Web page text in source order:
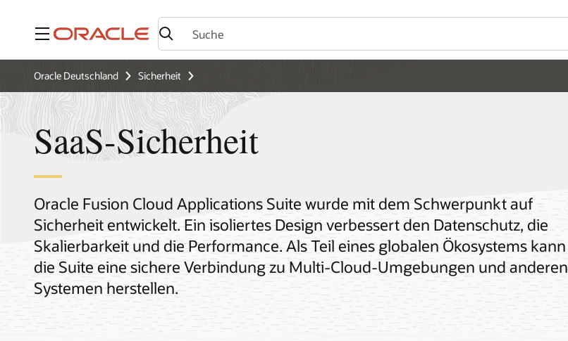
Menü
Oracle Deutschland Sicherheit
SaaS-Sicherheit
Oracle Fusion Cloud Applications Suite wurde mit dem Schwerpunkt auf
Sicherheit entwickelt. Ein isoliertes Design verbessert den Datenschutz, die
Skalierbarkeit und die Performance. Als Teil eines globalen Ökosystems kann
die Suite eine sichere Verbindung zu Multi-Cloud-Umgebungen und anderen
Systemen herstellen.